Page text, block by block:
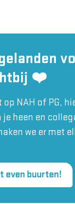
❤️
op NAH of PG,
heen en
we er met
even buurten!